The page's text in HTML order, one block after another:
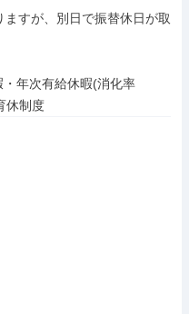
すが、別日で振替休日が取
年次有給休暇(消化率
休制度